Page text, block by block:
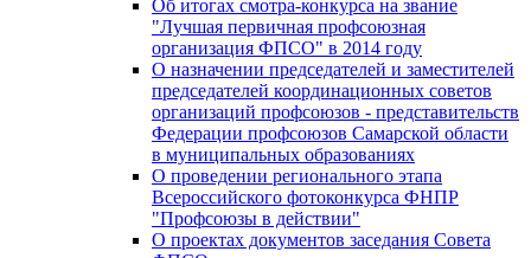
Об итогах смотра-конкурса на звание
"Лучшая первичная профсоюзная
организация ФПСО" в 2014 году
О назначении председателей и заместителей
председателей координационных советов
организаций профсоюзов - представительств
Федерации профсоюзов Самарской области
в муниципальных образованиях
О проведении регионального этапа
Всероссийского фотоконкурса ФНПР
"Профсоюзы в действии"
О проектах документов заседания Совета